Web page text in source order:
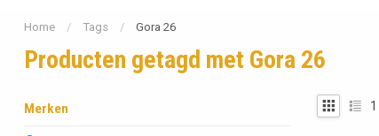
Home / Tags / Gora 26
Producten getagd met Gora 26
Merken 1